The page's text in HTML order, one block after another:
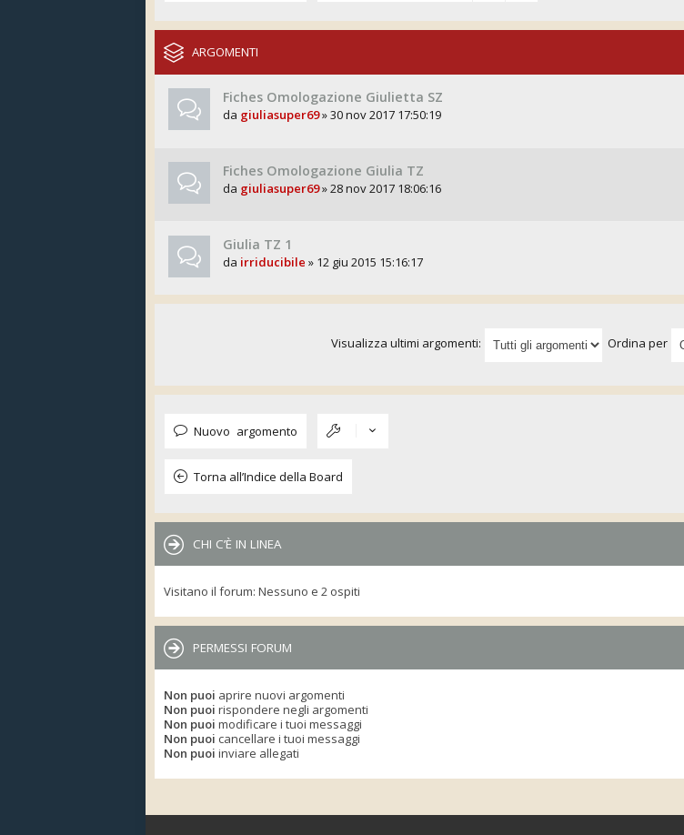
ARGOMENTI
Fiches Omologazione Giulietta SZ
da giuliasuper69» 30 nov 2017 17:50:19
Fiches Omologazione Giulia TZ
da giuliasuper69» 28 nov 2017 18:06:16
Giulia TZ 1
da irriducibile » 12 giu 2015 15:16:17
Visualizza ultimi argomenti: Ordina per
Nuovo argomento
Torna all’Indice della Board
CHI C’È IN LINEA
Visitano il forum: Nessuno e 2 ospiti
PERMESSI FORUM
Non puoi aprire nuovi argomenti
Non puoi rispondere negli argomenti
Non puoi modificare i tuoi messaggi
Non puoi cancellare i tuoi messaggi
Non puoi inviare allegati